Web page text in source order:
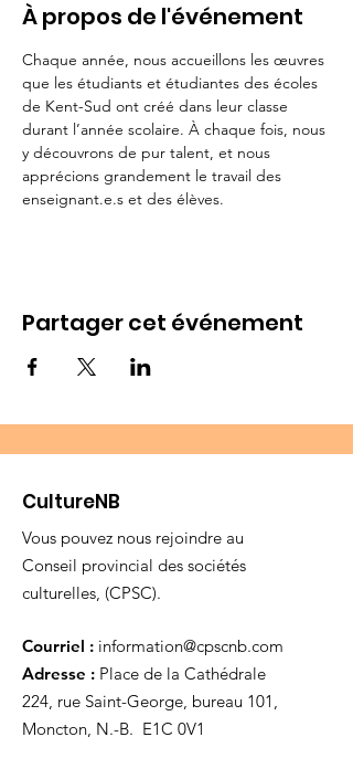
À propos de l'événement
Chaque année, nous accueillons les œuvres
que les étudiants et étudiantes des écoles
de Kent-Sud ont créé dans leur classe
durant l’année scolaire. À chaque fois, nous
y découvrons de pur talent, et nous
apprécions grandement le travail des
enseignant.e.s et des élèves.
Partager cet événement
CultureNB
Vous pouvez nous rejoindre au
Conseil provincial des sociétés
culturelles, (CPSC).
Courriel : information@cpscnb.com
Adresse : Place de la Cathédrale
224, rue Saint-George, bureau 101,
Moncton, N.-B. E1C 0V1